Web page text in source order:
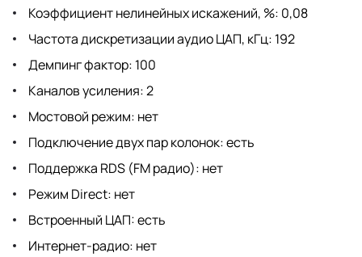
Коэффициент нелинейных искажений, %: 0,08
Частота дискретизации аудио ЦАП, кГц: 192
Демпинг фактор: 100
Каналов усиления: 2
Мостовой режим: нет
Подключение двух пар колонок: есть
Поддержка RDS (FM радио): нет
Режим Direct: нет
Встроенный ЦАП: есть
Интернет-радио: нет